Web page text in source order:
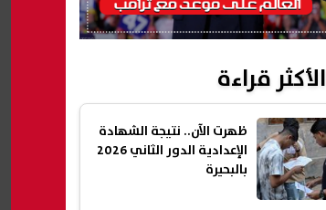
الأكثر قراءة
ظهرت الآن.. نتيجة الشهادة
الإعدادية الدور الثاني 2026
بالبحيرة